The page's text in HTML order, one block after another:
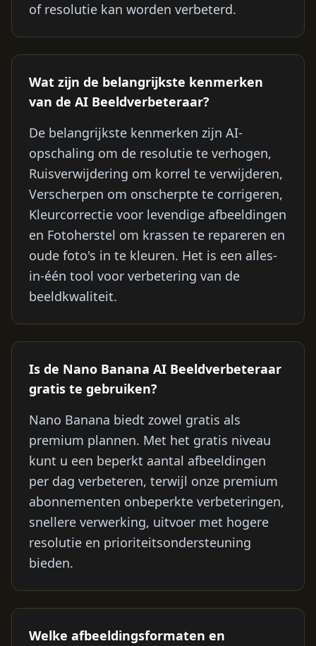
of resolutie kan worden verbeterd.
Wat zijn de belangrijkste kenmerken
van de AI Beeldverbeteraar?
De belangrijkste kenmerken zijn AI-
opschaling om de resolutie te verhogen,
Ruisverwijdering om korrel te verwijderen,
Verscherpen om onscherpte te corrigeren,
Kleurcorrectie voor levendige afbeeldingen
en Fotoherstel om krassen te repareren en
oude foto's in te kleuren. Het is een alles-
in-één tool voor verbetering van de
beeldkwaliteit.
Is de Nano Banana AI Beeldverbeteraar
gratis te gebruiken?
Nano Banana biedt zowel gratis als
premium plannen. Met het gratis niveau
kunt u een beperkt aantal afbeeldingen
per dag verbeteren, terwijl onze premium
abonnementen onbeperkte verbeteringen,
snellere verwerking, uitvoer met hogere
resolutie en prioriteitsondersteuning
bieden.
Welke afbeeldingsformaten en